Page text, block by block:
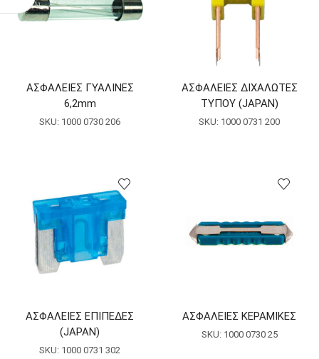
ΑΣΦΑΛΕΙΕΣ ΓΥΑΛΙΝΕΣ
6,2mm
SKU: 1000 0730 206
ΑΣΦΑΛΕΙΕΣ ΔΙΧΑΛΩΤΕΣ
ΤΥΠΟΥ (JAPAN)
SKU: 1000 0731 200
ΑΣΦΑΛΕΙΕΣ ΕΠΙΠΕΔΕΣ
(JAPAN)
SKU: 1000 0731 302
ΑΣΦΑΛΕΙΕΣ ΚΕΡΑΜΙΚΕΣ
SKU: 1000 0730 25